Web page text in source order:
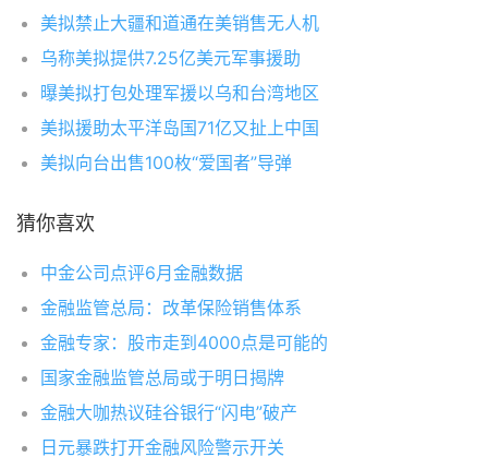
美拟禁止大疆和道通在美销售无人机
乌称美拟提供7.25亿美元军事援助
曝美拟打包处理军援以乌和台湾地区
美拟援助太平洋岛国71亿又扯上中国
美拟向台出售100枚“爱国者”导弹
猜你喜欢
中金公司点评6月金融数据
金融监管总局：改革保险销售体系
金融专家：股市走到4000点是可能的
国家金融监管总局或于明日揭牌
金融大咖热议硅谷银行“闪电”破产
日元暴跌打开金融风险警示开关